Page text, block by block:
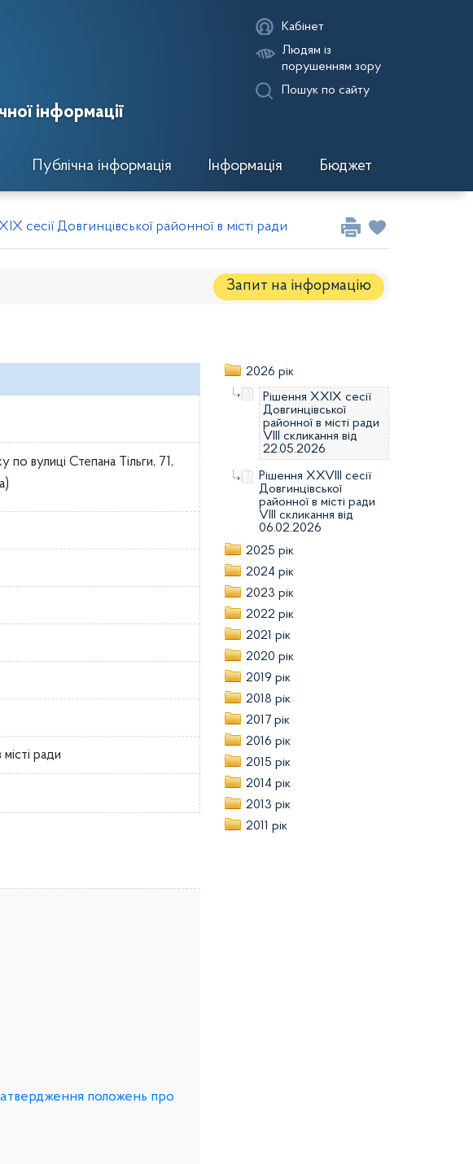
інформації
Кабінет
Людям із
порушенням зору
Пошук по сайту
Публічна інформація Інформація Бюджет
сесії Довгинцівської районної в місті ради VІIІ скликання від 22.05.2026
Запит на iнформацію
вулиці Степана Тільги, 71,
ради
положень про
2026 рік
Рішення XXIX сесії
Довгинцівської
районної в місті ради
VІIІ скликання від
22.05.2026
Рішення XXVIII сесії
Довгинцівської
районної в місті ради
VІIІ скликання від
06.02.2026
2025 рік
2024 рік
2023 рік
2022 рік
2021 рік
2020 рік
2019 рік
2018 рік
2017 рік
2016 рік
2015 рік
2014 рік
2013 рік
2011 рік